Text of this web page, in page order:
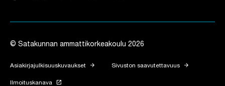
© Satakunnan ammattikorkeakoulu 2026
Asiakirjajulkisuuskuvaukset arrow_forward Sivuston saavutettavuus arrow_forward
Ilmoituskanava Linkki avautuu uuteen välilehteen
launch